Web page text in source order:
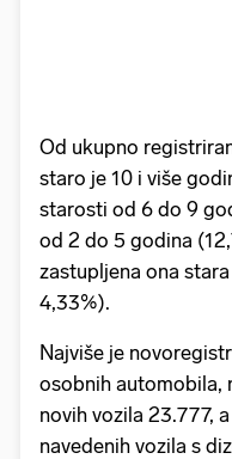
Od ukupno
staro je 10 i više
starosti od 6 do 9
od 2 do 5 godina
zastupljena ona
4,33%).
Najviše je
osobnih automobila,
novih vozila 23.777,
navedenih vozila s